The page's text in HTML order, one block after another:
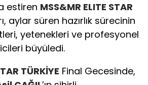
estiren MSS&MR ELITE STAR
aylar süren hazırlık sürecinin
yetenekleri ve profesyonel
büyüledi.
TÜRKİYE Final Gecesinde,